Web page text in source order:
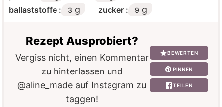
ballaststoffe : 3 g zucker : 9 g
Rezept Ausprobiert?
Vergiss nicht, einen Kommentar
zu hinterlassen und
@aline_made auf Instagram zu
taggen!
BEWERTEN
PINNEN
TEILEN